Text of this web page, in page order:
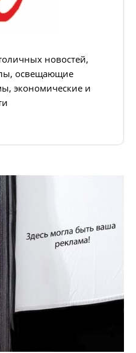
новостей,
освещающие
экономические и